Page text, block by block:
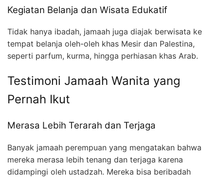
Kegiatan Belanja dan Wisata Edukatif
Tidak hanya ibadah, jamaah juga diajak berwisata ke
tempat belanja oleh-oleh khas Mesir dan Palestina,
seperti parfum, kurma, hingga perhiasan khas Arab.
Testimoni Jamaah Wanita yang
Pernah Ikut
Merasa Lebih Terarah dan Terjaga
Banyak jamaah perempuan yang mengatakan bahwa
mereka merasa lebih tenang dan terjaga karena
didampingi oleh ustadzah. Mereka bisa beribadah